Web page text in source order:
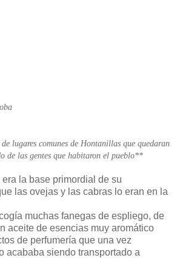
lugares comunes de Hontanillas que quedaran
de las gentes que habitaron el pueblo**
la base primordial de su
las ovejas y las cabras lo eran en la
muchas fanegas de espliego, de
aceite de esencias muy aromático
de perfumería que una vez
acababa siendo transportado a